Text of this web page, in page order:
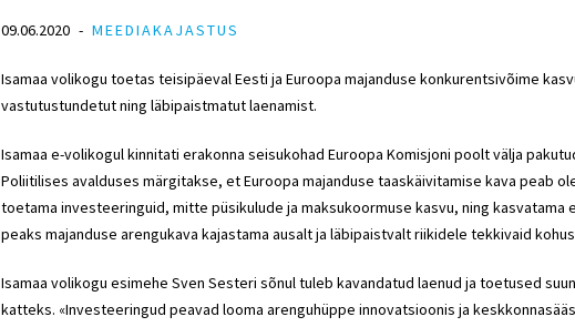
09.06.2020 MEEDIAKAJASTUS
Isamaa volikogu toetas teisipäeval Eesti ja Euroopa majanduse konkurentsivõime
vastutustundetut ning läbipaistmatut laenamist.
Isamaa e-volikogul kinnitati erakonna seisukohad Euroopa Komisjoni poolt välja
Poliitilises avalduses märgitakse, et Euroopa majanduse taaskäivitamise kava peab
toetama investeeringuid, mitte püsikulude ja maksukoormuse kasvu, ning
peaks majanduse arengukava kajastama ausalt ja läbipaistvalt riikidele tekkivaid
Isamaa volikogu esimehe Sven Sesteri sõnul tuleb kavandatud laenud ja toetused
katteks. «Investeeringud peavad looma arenguhüppe innovatsioonis ja